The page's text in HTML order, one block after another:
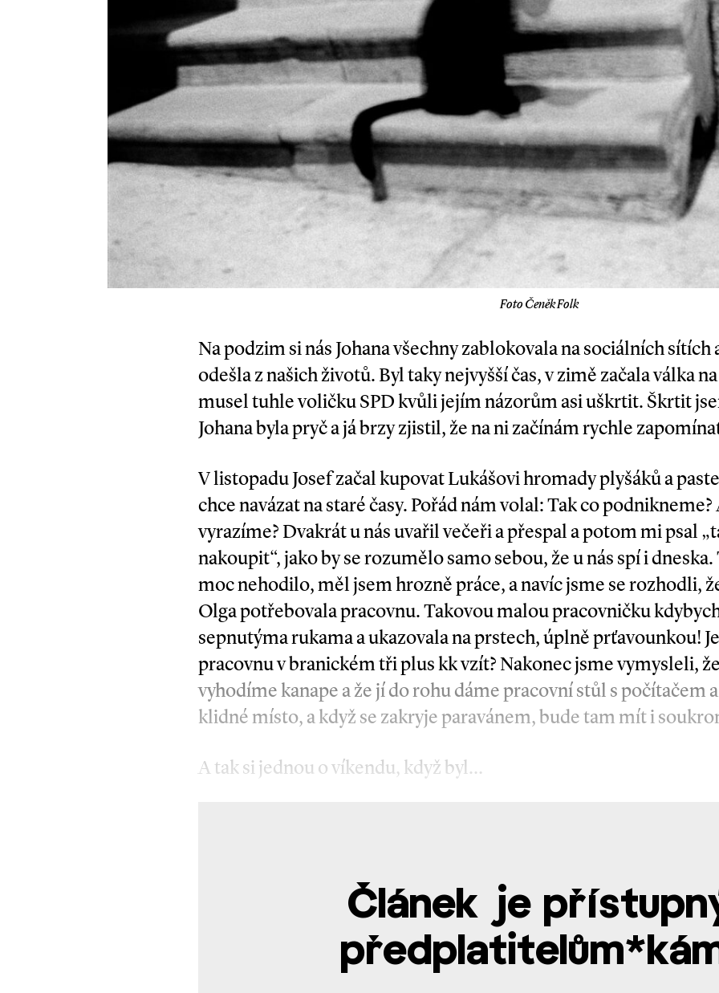
Foto Čeněk Folk
Na podzim si nás Johana všechny zablokovala na sociálních
odešla z našich životů. Byl taky nejvyšší čas, v zimě začala válka
musel tuhle voličku SPD kvůli jejím názorům asi uškrtit. Škrtit
Johana byla pryč a já brzy zjistil, že na ni začínám rychle
V listopadu Josef začal kupovat Lukášovi hromady plyšáků a
chce navázat na staré časy. Pořád nám volal: Tak co
vyrazíme? Dvakrát u nás uvařil večeři a přespal a potom mi psal
nakoupit“, jako by se rozumělo samo sebou, že u nás spí i
moc nehodilo, měl jsem hrozně práce, a navíc jsme se rozhodli,
Olga potřebovala pracovnu. Takovou malou pracovničku
sepnutýma rukama a ukazovala na prstech, úplně prťavounkou!
pracovnu v branickém tři plus kk vzít? Nakonec jsme vymysleli,
vyhodíme kanape a že jí do rohu dáme pracovní stůl s počítačem
klidné místo, a když se zakryje paravánem, bude tam mít i
A tak si jednou o víkendu, když byl…
Článek je